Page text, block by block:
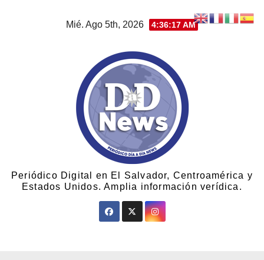
Mié. Ago 5th, 2026 4:36:17 AM
Periódico Digital en El Salvador, Centroamérica y
Estados Unidos. Amplia información verídica.